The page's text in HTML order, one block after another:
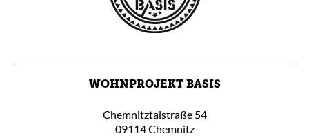
WOHNPROJEKT BASIS
Chemnitztalstraße 54
09114 Chemnitz